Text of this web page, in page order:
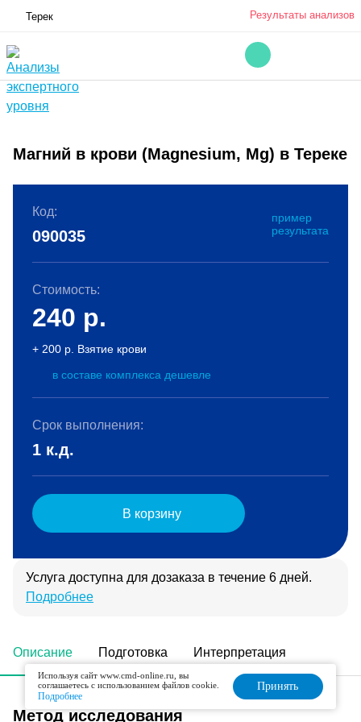
Терек Результаты анализов
Магний в крови (Magnesium, Mg) в Тереке
Описание Подготовка Интерпретация
Метод исследования
Код:
пример
результата
090035
Стоимость:
240 р.
+ 200 р. Взятие крови
в составе комплекса дешевле
Срок выполнения:
1 к.д.
В корзину
Услуга доступна для дозаказа в течение 6 дней.
Подробнее
Используя сайт www.cmd-online.ru, вы
соглашаетесь с использованием файлов cookie.
Подробнее
Принять